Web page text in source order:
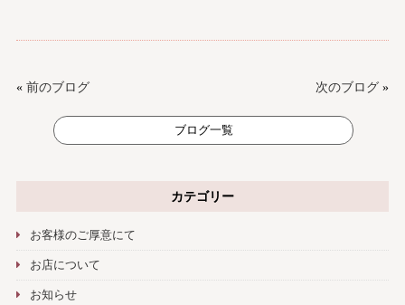
« 前のブログ 次のブログ »
ブログ一覧
カテゴリー
お客様のご厚意にて
お店について
お知らせ